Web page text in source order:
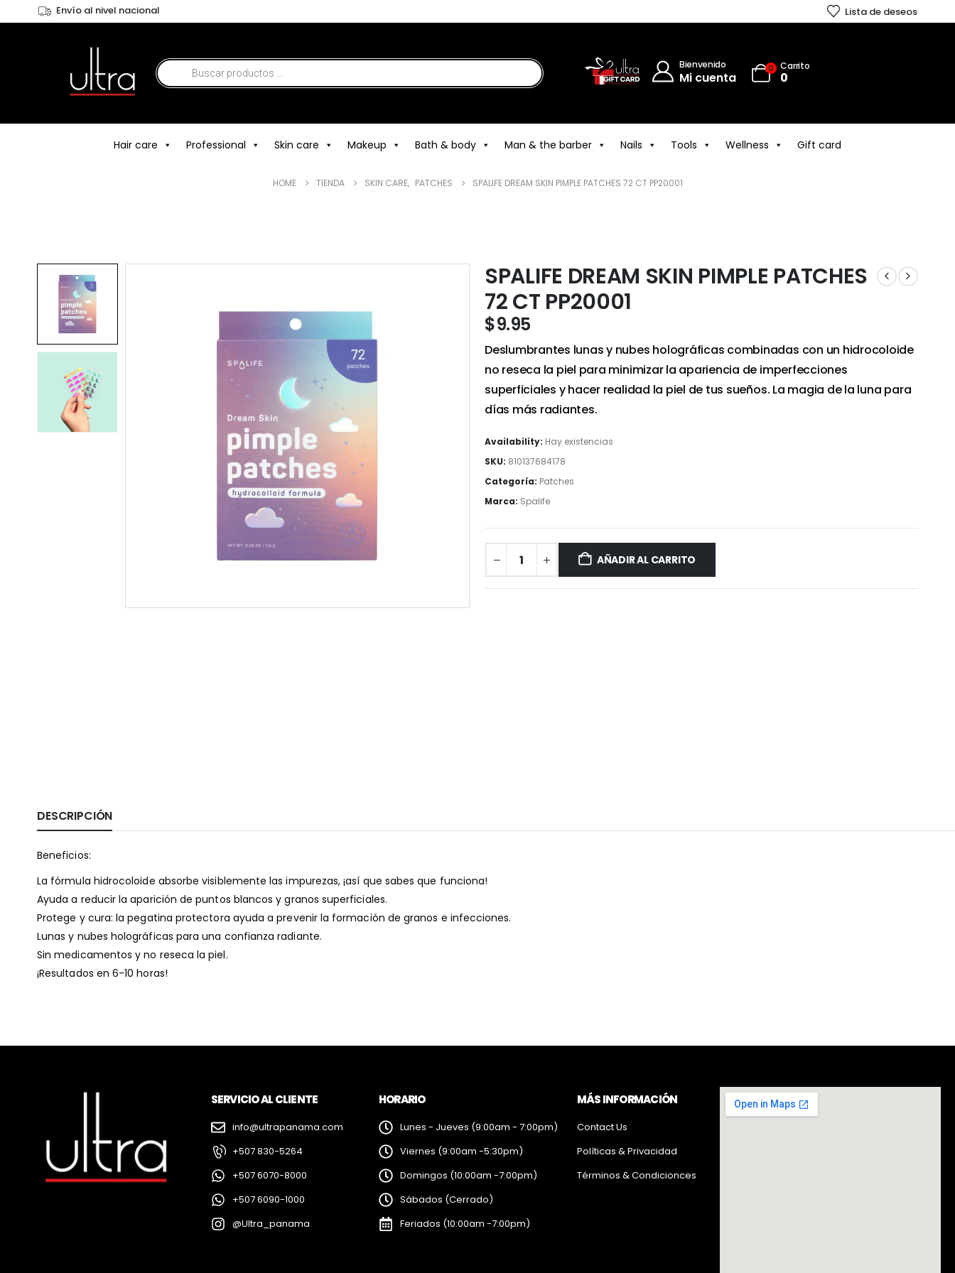
Envío al nivel nacional Lista de deseos
Bienvenido
Mi cuenta
0 Carrito
0
Hair care Professional Skin care Makeup Bath & body Man & the barber Nails Tools Wellness Gift card
HOME TIENDA SKIN CARE, PATCHES SPALIFE DREAM SKIN PIMPLE PATCHES 72 CT PP20001
SPALIFE DREAM SKIN PIMPLE PATCHES
72 CT PP20001
$9.95
Deslumbrantes lunas y nubes holográficas combinadas con un hidrocoloide
no reseca la piel para minimizar la apariencia de imperfecciones
superficiales y hacer realidad la piel de tus sueños. La magia de la luna para
días más radiantes.
Availability: Hay existencias
SKU: 810137684178
Categoría: Patches
Marca: Spalife
AÑADIR AL CARRITO
DESCRIPCIÓN
Beneficios:
La fórmula hidrocoloide absorbe visiblemente las impurezas, ¡así que sabes que funciona!
Ayuda a reducir la aparición de puntos blancos y granos superficiales.
Protege y cura: la pegatina protectora ayuda a prevenir la formación de granos e infecciones.
Lunas y nubes holográficas para una confianza radiante.
Sin medicamentos y no reseca la piel.
¡Resultados en 6-10 horas!
SERVICIO AL CLIENTE
info@ultrapanama.com
+507 830-5264
+507 6070-8000
+507 6090-1000
@Ultra_panama
HORARIO
Lunes - Jueves (9:00am - 7:00pm)
Viernes (9:00am -5:30pm)
Domingos (10:00am -7:00pm)
Sábados (Cerrado)
Feriados (10:00am -7:00pm)
MÁS INFORMACIÓN
Contact Us
Políticas & Privacidad
Términos & Condicionces